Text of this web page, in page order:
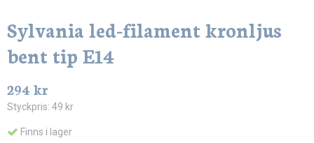
Sylvania led-filament kronljus
bent tip E14
294 kr
Styckpris: 49 kr
Finns i lager